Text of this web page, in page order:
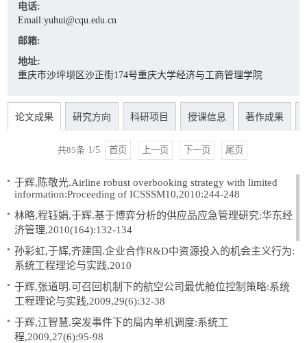
电话:
Email:yuhui@cqu.edu.cn
邮箱:
地址:
重庆市沙坪坝区沙正街174号重庆大学经济与工商管理学院
论文成果 研究方向 科研项目 授课信息 著作成果
共85条 1/5 首页 上一页 下一页 尾页
于辉,陈敬光.Airline robust overbooking strategy with limited
information:Proceeding of ICSSSM10,2010:244-248
林略,程钰娟,于辉.基于博弈分析的供应品应急管理研究:华东经
济管理,2010(164):132-134
孙彩虹,于辉,齐建国.企业合作R&D中资源投入的机会主义行为:
系统工程理论与实践,2010
于辉,张道明.可召回机制下的航空公司最优舱位控制策略:系统
工程理论与实践,2009,29(6):32-38
于辉,江智慧.突发事件下的局内单机调度:系统工
程,2009,27(6):95-98